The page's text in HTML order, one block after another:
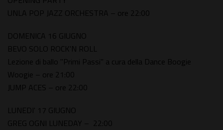
UNLA POP JAZZ ORCHESTRA – ore 22:00
DOMENICA 16 GIUGNO
BEVO SOLO ROCK'N ROLL
Lezione di ballo "Primi Passi" a cura della Dance Boogie
Woogie – ore 21:00
JUMP ACES – ore 22:00
LUNEDI' 17 GIUGNO
GREG OGNI LUNEDAY – 22:00